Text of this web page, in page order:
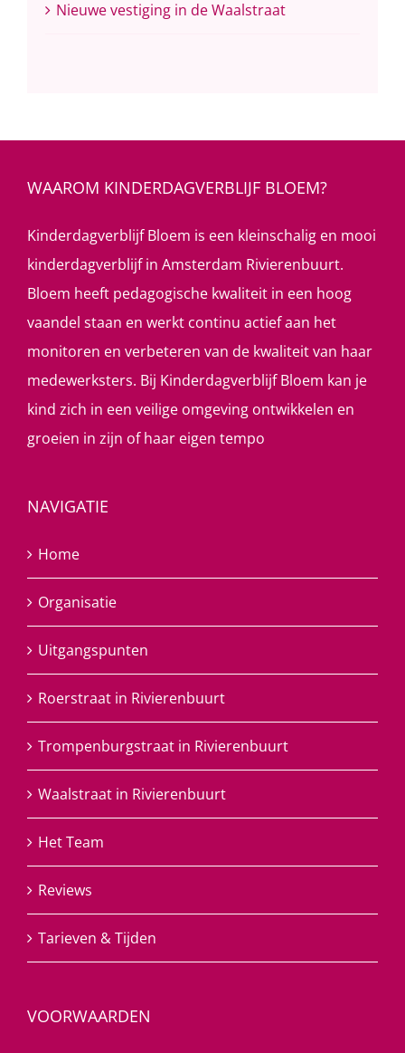
Nieuwe vestiging in de Waalstraat
WAAROM KINDERDAGVERBLIJF BLOEM?
Kinderdagverblijf Bloem is een kleinschalig en mooi
kinderdagverblijf in Amsterdam Rivierenbuurt.
Bloem heeft pedagogische kwaliteit in een hoog
vaandel staan en werkt continu actief aan het
monitoren en verbeteren van de kwaliteit van haar
medewerksters. Bij Kinderdagverblijf Bloem kan je
kind zich in een veilige omgeving ontwikkelen en
groeien in zijn of haar eigen tempo
NAVIGATIE
Home
Organisatie
Uitgangspunten
Roerstraat in Rivierenbuurt
Trompenburgstraat in Rivierenbuurt
Waalstraat in Rivierenbuurt
Het Team
Reviews
Tarieven & Tijden
VOORWAARDEN